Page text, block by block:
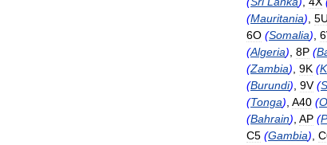
(Mauritania) 5U
6O (Somalia)
(Algeria) 8P (
(Zambia) 9K (
(Burundi) 9V (
(Tonga) A40 (
(Bahrain) AP (
C5 (Gambia)